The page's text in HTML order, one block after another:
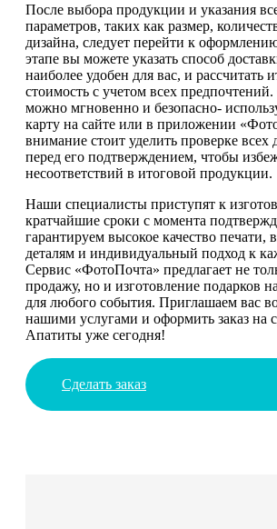
После выбора продукции и указания
параметров, таких как размер,
дизайна, следует перейти к
этапе вы можете указать способ
наиболее удобен для вас, и рассчитать
стоимость с учетом всех предпочтений.
можно мгновенно и безопасно-
карту на сайте или в приложении
внимание стоит уделить проверке всех
перед его подтверждением, чтобы
несоответствий в итоговой продукции.
Наши специалисты приступят к
кратчайшие сроки с момента
гарантируем высокое качество печати,
деталям и индивидуальный подход к
Сервис «ФотоПочта» предлагает не
продажу, но и изготовление подарков
для любого события. Приглашаем вас
нашими услугами и оформить заказ на
Апатиты уже сегодня!
Сделать заказ